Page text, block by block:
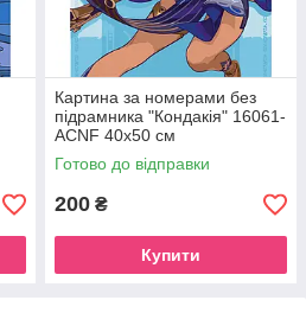
Картина за номерами без
підрамника "Кондакія" 16061-
ACNF 40х50 см
Готово до відправки
200 ₴
Купити